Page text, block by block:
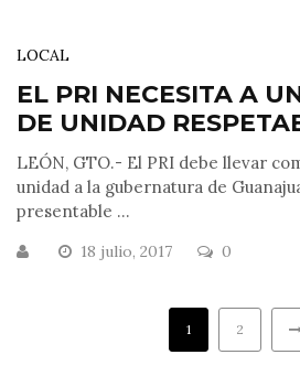
LOCAL
EL PRI NECESITA A
DE UNIDAD
LEÓN, GTO.- El PRI debe llevar
unidad a la gubernatura de
presentable ...
18 julio, 2017 0
1 2